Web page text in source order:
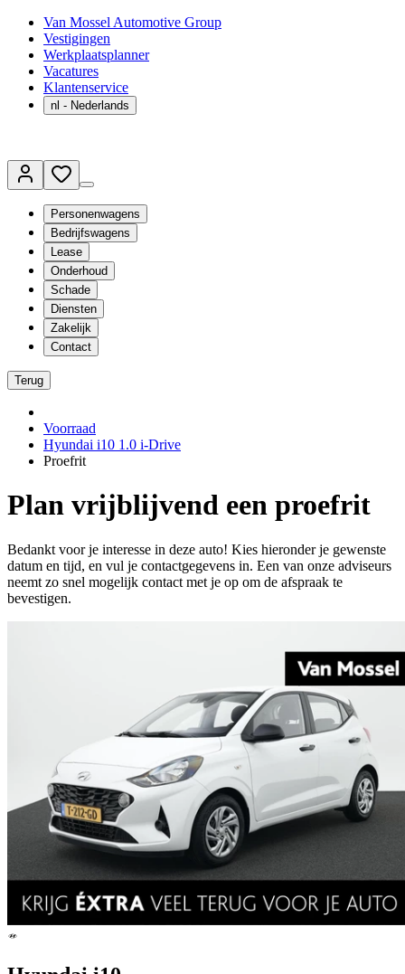
Van Mossel Automotive Group
Vestigingen
Werkplaatsplanner
Vacatures
Klantenservice
nl - Nederlands
Personenwagens
Bedrijfswagens
Lease
Onderhoud
Schade
Diensten
Zakelijk
Contact
Terug
Voorraad
Hyundai i10 1.0 i-Drive
Proefrit
Plan vrijblijvend een proefrit
Bedankt voor je interesse in deze auto! Kies hieronder je gewenste
datum en tijd, en vul je contactgegevens in. Een van onze adviseurs
neemt zo snel mogelijk contact met je op om de afspraak te
bevestigen.